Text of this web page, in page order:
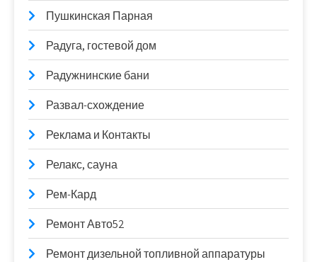
Пушкинская Парная
Радуга, гостевой дом
Радужнинские бани
Развал-схождение
Реклама и Контакты
Релакс, сауна
Рем-Кард
Ремонт Авто52
Ремонт дизельной топливной аппаратуры